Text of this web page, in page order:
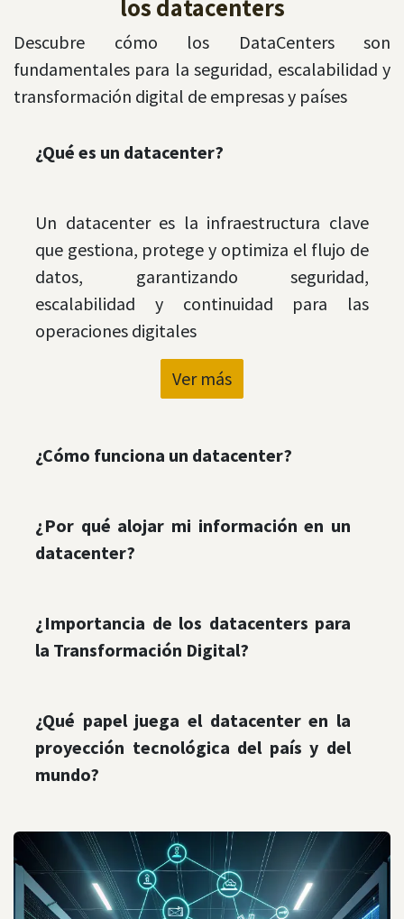
los datacenters
Descubre cómo los DataCenters son
fundamentales para la seguridad, escalabilidad y
transformación digital de empresas y países
¿Qué es un datacenter?
Un datacenter es la infraestructura clave
que gestiona, protege y optimiza el flujo de
datos, garantizando seguridad,
escalabilidad y continuidad para las
operaciones digitales
Ver más
¿Cómo funciona un datacenter?
¿Por qué alojar mi información en un
datacenter?
¿Importancia de los datacenters para
la Transformación Digital?
¿Qué papel juega el datacenter en la
proyección tecnológica del país y del
mundo?